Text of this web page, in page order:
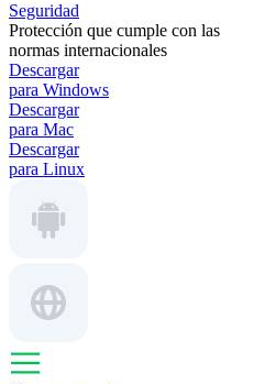
Seguridad
Protección que cumple con las
normas internacionales
Descargar
para Windows
Descargar
para Mac
Descargar
para Linux